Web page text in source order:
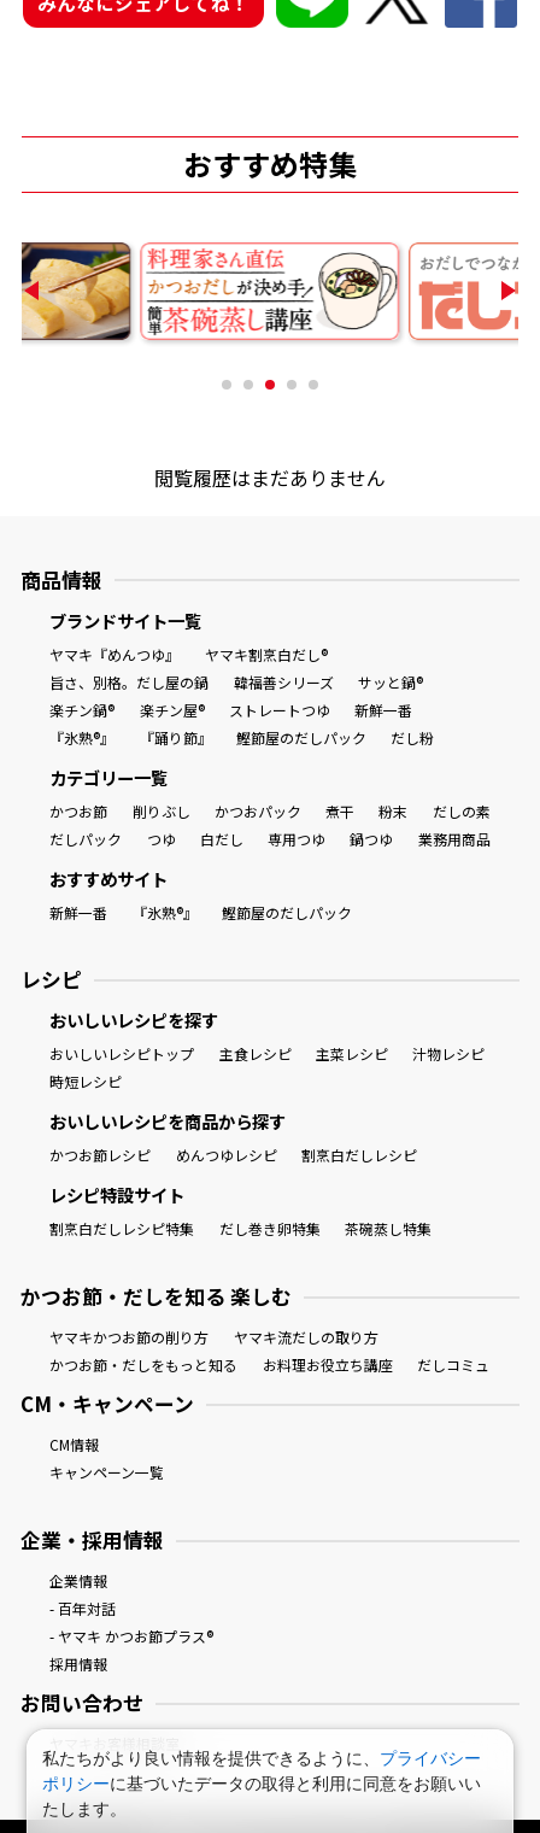
商品情報一覧
だしパック
おすすめ特集
閲覧履歴はまだありません
商品情報
ブランドサイト一覧
ヤマキ『めんつゆ』
ヤマキ割烹白だし®
旨さ、別格。だし屋の鍋
韓福善シリーズ
サッと鍋®
楽チン鍋®
楽チン屋® ストレートつゆ
新鮮一番
『氷熟®』
『踊り節』 鰹節屋のだしパック だし粉
カテゴリー一覧
かつお節 削りぶし かつおパック 煮干 粉末
だしの素
だしパック
つゆ 白だし 専用つゆ 鍋つゆ 業務用商品
おすすめサイト
新鮮一番 『氷熟®』 鰹節屋のだしパック
レシピ
おいしいレシピを探す
おいしいレシピトップ 主食レシピ 主菜レシピ
汁物レシピ
時短レシピ
おいしいレシピを商品から探す
かつお節レシピ めんつゆレシピ 割烹白だしレシピ
レシピ特設サイト
割烹白だしレシピ特集 だし巻き卵特集 茶碗蒸し特集
かつお節・だしを知る 楽しむ
ヤマキかつお節の削り方
ヤマキ流だしの取り方
かつお節・だしをもっと知る
お料理お役立ち講座 だしコミュ
CM・キャンペーン
CM情報
キャンペーン一覧
企業・採用情報
企業情報
- 百年対話
- ヤマキ かつお節プラス®
採用情報
お問い合わせ
私たちがより良い情報を提供できるように、 プライバシー
ポリシーに基づいたデータの取得と利用に同意をお願いい
たします。